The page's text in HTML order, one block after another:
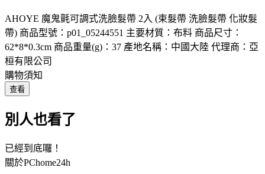
AHOYE 魔鬼氈可調式洗臉髮帶 2入 (束髮帶 洗臉髮帶 化妝髮
帶) 商品型號：p01_05244551 主要材質：布料 商品尺寸：
62*8*0.3cm 商品重量(g)：37 產地名稱：中國大陸 代理商：亞
桓有限公司
購物須知
查看
別人也看了
已經到底囉！
關於PChome24h